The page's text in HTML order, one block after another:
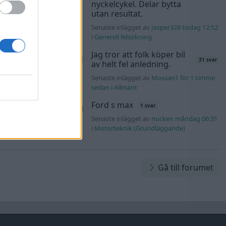
onsdag 23:42
nyckelcykel. Delar bytta
utan resultat.
Senaste inlägget av Jesper328 tisdag 12:52
i Generell felsökning
Jag tror att folk köper bil
av helt fel anledning.
31 svar
Senaste inlägget av Mossan1 för 1 timme
sedan i Allmänt
Ford s max 1 svar
Senaste inlägget av nucken måndag 06:31
i Motorteknik (Grundläggande)
Gå till forumet